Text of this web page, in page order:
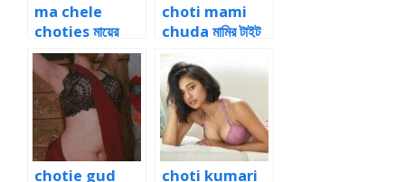
ma chele
choties মায়ের
ভোদায় গরম আঠালো
বীর্য
choti mami
chuda মামির টাইট
গুদে বাঁড়া ঢুকিয়ে পোঁদ
মারা
chotie gud choti kumari